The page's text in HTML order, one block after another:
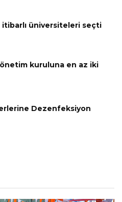
itibarlı üniversiteleri seçti
kuruluna en az iki
Dezenfeksiyon